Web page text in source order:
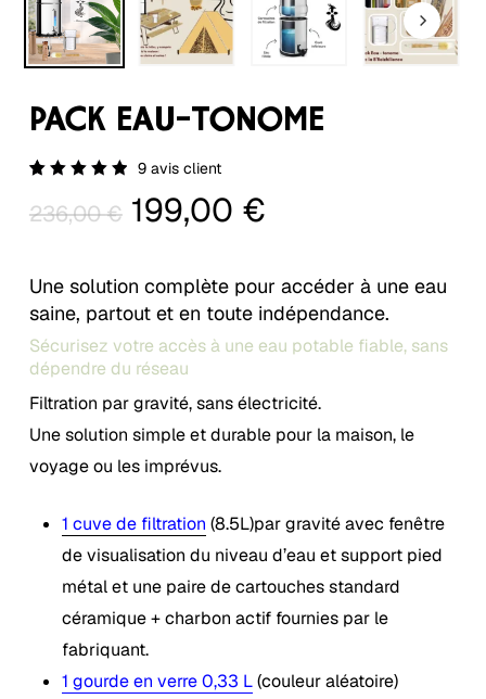
PACK EAU-TONOME
5.00
sur 5
client
9avis client
236,00€ Le
prix
initial
était :
236,00 €.
199,00 €Le
actuel
est :
199,00 €.
Une solution complète pour accéder à une eau
saine, partout et en toute indépendance.
Sécurisez votre accès à une eau potable fiable, sans
dépendre du réseau
Filtration par gravité, sans électricité.
Une solution simple et durable pour la maison, le
voyage ou les imprévus.
1 cuve de filtration (8.5L)par gravité avec fenêtre
de visualisation du niveau d’eau et support pied
métal et une paire de cartouches standard
céramique + charbon actif fournies par le
fabriquant.
1 gourde en verre 0,33 L(couleur aléatoire)